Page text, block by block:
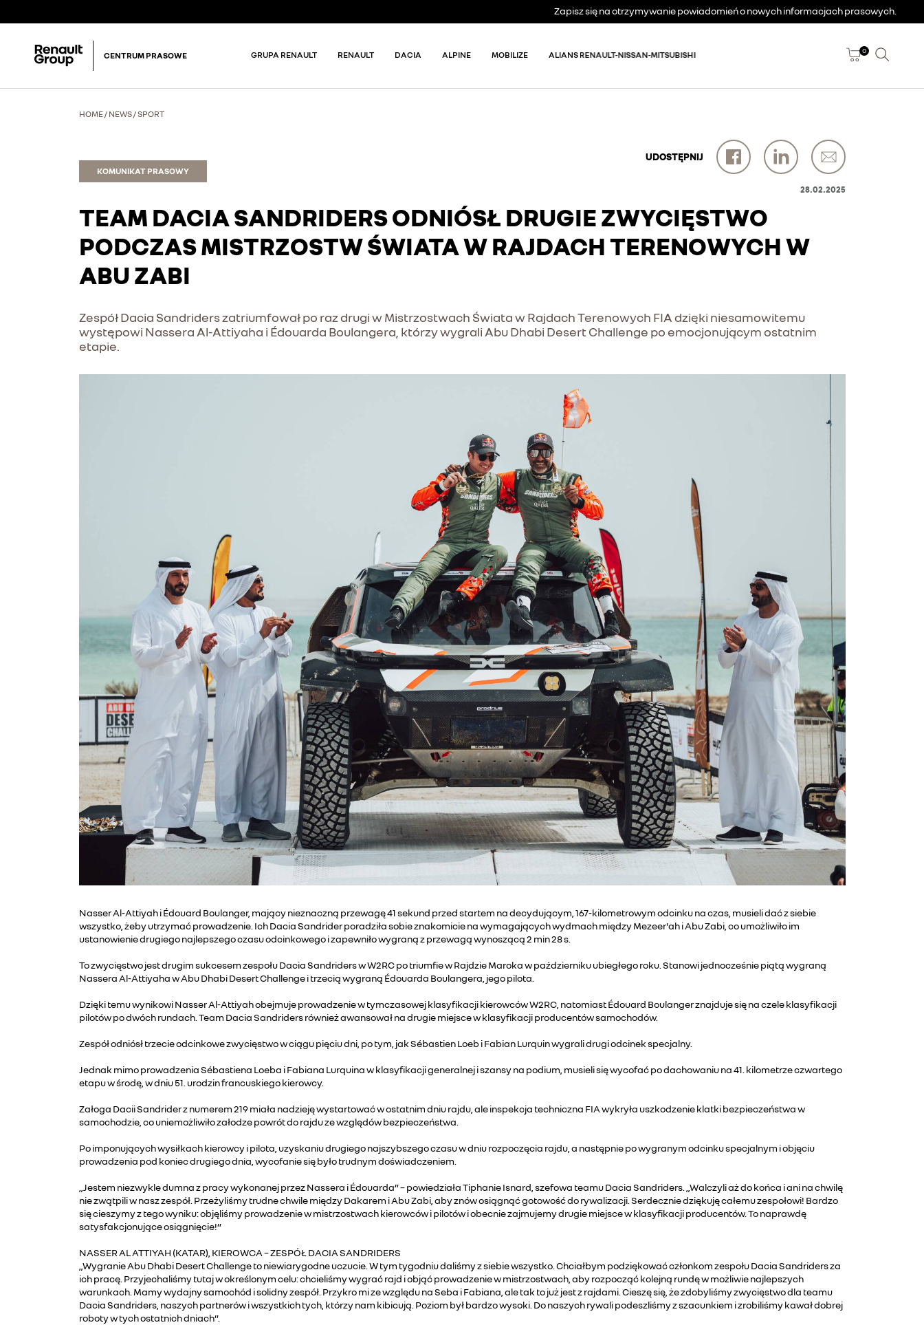
Zapisz się na otrzymywanie powiadomień o nowych informacjach prasowych.
CENTRUM PRASOWE GRUPA RENAULT RENAULT DACIA ALPINE MOBILIZE ALIANS RENAULT-NISSAN-MITSUBISHI 0
HOME/ NEWS/SPORT
KOMUNIKAT PRASOWY
UDOSTĘPNIJ
28.02.2025
TEAM DACIA SANDRIDERS ODNIÓSŁ DRUGIE ZWYCIĘSTWO
PODCZAS MISTRZOSTW ŚWIATA W RAJDACH TERENOWYCH W
ABU ZABI
Zespół Dacia Sandriders zatriumfował po raz drugi w Mistrzostwach Świata w Rajdach Terenowych FIA dzięki niesamowitemu
występowi Nassera Al-Attiyaha i Édouarda Boulangera, którzy wygrali Abu Dhabi Desert Challenge po emocjonującym ostatnim
etapie.
Nasser Al-Attiyah i Édouard Boulanger, mający nieznaczną przewagę 41 sekund przed startem na decydującym, 167-kilometrowym odcinku na czas, musieli dać z siebie
wszystko, żeby utrzymać prowadzenie. Ich Dacia Sandrider poradziła sobie znakomicie na wymagających wydmach między Mezeer'ah i Abu Zabi, co umożliwiło im
ustanowienie drugiego najlepszego czasu odcinkowego i zapewniło wygraną z przewagą wynoszącą 2 min 28 s.
To zwycięstwo jest drugim sukcesem zespołu Dacia Sandriders w W2RC po triumfie w Rajdzie Maroka w październiku ubiegłego roku. Stanowi jednocześnie piątą wygraną
Nassera Al-Attiyaha w Abu Dhabi Desert Challenge i trzecią wygraną Édouarda Boulangera, jego pilota.
Dzięki temu wynikowi Nasser Al-Attiyah obejmuje prowadzenie w tymczasowej klasyfikacji kierowców W2RC, natomiast Édouard Boulanger znajduje się na czele klasyfikacji
pilotów po dwóch rundach. Team Dacia Sandriders również awansował na drugie miejsce w klasyfikacji producentów samochodów.
Zespół odniósł trzecie odcinkowe zwycięstwo w ciągu pięciu dni, po tym, jak Sébastien Loeb i Fabian Lurquin wygrali drugi odcinek specjalny.
Jednak mimo prowadzenia Sébastiena Loeba i Fabiana Lurquina w klasyfikacji generalnej i szansy na podium, musieli się wycofać po dachowaniu na 41. kilometrze czwartego
etapu w środę, w dniu 51. urodzin francuskiego kierowcy.
Załoga Dacii Sandrider z numerem 219 miała nadzieję wystartować w ostatnim dniu rajdu, ale inspekcja techniczna FIA wykryła uszkodzenie klatki bezpieczeństwa w
samochodzie, co uniemożliwiło załodze powrót do rajdu ze względów bezpieczeństwa.
Po imponujących wysiłkach kierowcy i pilota, uzyskaniu drugiego najszybszego czasu w dniu rozpoczęcia rajdu, a następnie po wygranym odcinku specjalnym i objęciu
prowadzenia pod koniec drugiego dnia, wycofanie się było trudnym doświadczeniem.
„Jestem niezwykle dumna z pracy wykonanej przez Nassera i Édouarda” – powiedziała Tiphanie Isnard, szefowa teamu Dacia Sandriders. „Walczyli aż do końca i ani na chwilę
nie zwątpili w nasz zespół. Przeżyliśmy trudne chwile między Dakarem i Abu Zabi, aby znów osiągnąć gotowość do rywalizacji. Serdecznie dziękuję całemu zespołowi! Bardzo
się cieszymy z tego wyniku: objęliśmy prowadzenie w mistrzostwach kierowców i pilotów i obecnie zajmujemy drugie miejsce w klasyfikacji producentów. To naprawdę
satysfakcjonujące osiągnięcie!”
NASSER AL ATTIYAH (KATAR), KIEROWCA – ZESPÓŁ DACIA SANDRIDERS
„Wygranie Abu Dhabi Desert Challenge to niewiarygodne uczucie. W tym tygodniu daliśmy z siebie wszystko. Chciałbym podziękować członkom zespołu Dacia Sandriders za
ich pracę. Przyjechaliśmy tutaj w określonym celu: chcieliśmy wygrać rajd i objąć prowadzenie w mistrzostwach, aby rozpocząć kolejną rundę w możliwie najlepszych
warunkach. Mamy wydajny samochód i solidny zespół. Przykro mi ze względu na Seba i Fabiana, ale tak to już jest z rajdami. Cieszę się, że zdobyliśmy zwycięstwo dla teamu
Dacia Sandriders, naszych partnerów i wszystkich tych, którzy nam kibicują. Poziom był bardzo wysoki. Do naszych rywali podeszliśmy z szacunkiem i zrobiliśmy kawał dobrej
roboty w tych ostatnich dniach”.